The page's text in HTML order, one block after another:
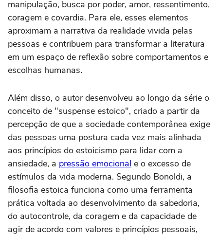
manipulação, busca por poder, amor, ressentimento,
coragem e covardia. Para ele, esses elementos
aproximam a narrativa da realidade vivida pelas
pessoas e contribuem para transformar a literatura
em um espaço de reflexão sobre comportamentos e
escolhas humanas.
Além disso, o autor desenvolveu ao longo da série o
conceito de "suspense estoico", criado a partir da
percepção de que a sociedade contemporânea exige
das pessoas uma postura cada vez mais alinhada
aos princípios do estoicismo para lidar com a
ansiedade, a pressão emocional e o excesso de
estímulos da vida moderna. Segundo Bonoldi, a
filosofia estoica funciona como uma ferramenta
prática voltada ao desenvolvimento da sabedoria,
do autocontrole, da coragem e da capacidade de
agir de acordo com valores e princípios pessoais,